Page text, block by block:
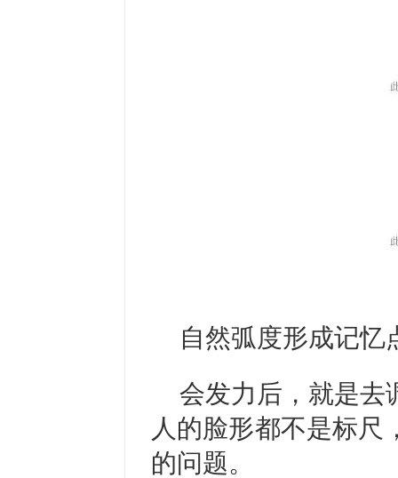
自然弧度形成记忆
会发力后，就是去
人的脸形都不是标
的问题。